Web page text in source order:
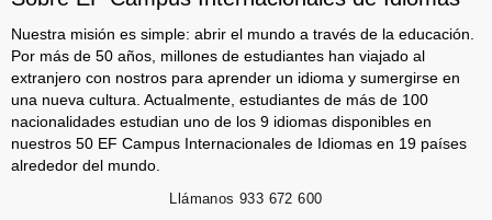
Nuestra misión es simple: abrir el mundo a través de la educación.
Por más de 50 años, millones de estudiantes han viajado al
extranjero con nostros para aprender un idioma y sumergirse en
una nueva cultura. Actualmente, estudiantes de más de 100
nacionalidades estudian uno de los 9 idiomas disponibles en
nuestros 50 EF Campus Internacionales de Idiomas en 19 países
alrededor del mundo.
Llámanos 933 672 600